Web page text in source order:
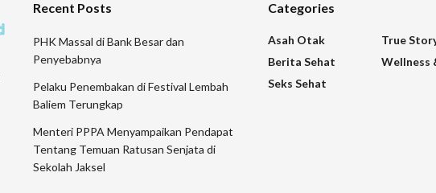
Recent Posts
PHK Massal di Bank Besar dan
Penyebabnya
Pelaku Penembakan di Festival Lembah
Baliem Terungkap
Menteri PPPA Menyampaikan Pendapat
Tentang Temuan Ratusan Senjata di
Sekolah Jaksel
Categories
Asah Otak
Berita Sehat
Seks Sehat
True
Wellness